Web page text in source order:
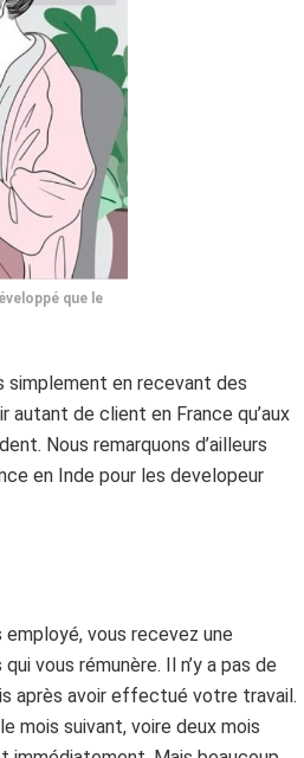
que le
simplement en recevant des
autant de client en France qu’aux
Nous remarquons d’ailleurs
en Inde pour les developeur
vous recevez une
vous rémunère. Il n’y a pas de
après avoir effectué votre travail.
mois suivant, voire deux mois